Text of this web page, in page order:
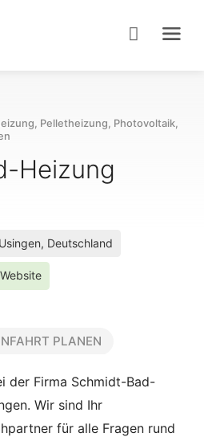
Pelletheizung,
Heizung
Usingen, Deutschland
PLANEN
der Firma Schmidt-Bad-
Wir sind Ihr
für alle Fragen rund